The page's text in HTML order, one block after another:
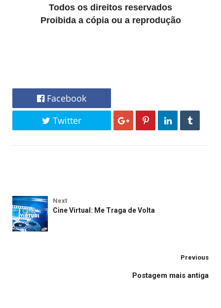
Todos os direitos reservados
Proibida a cópia ou a reprodução
Facebook
Twitter
Next
Cine Virtual: Me Traga de Volta
Previous
Postagem mais antiga